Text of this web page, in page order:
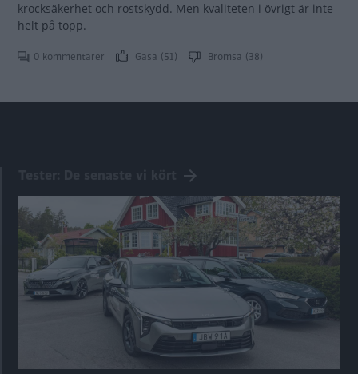
krocksäkerhet och rostskydd. Men kvaliteten i övrigt är inte
helt på topp.
0 kommentarer Gasa (51) Bromsa (38)